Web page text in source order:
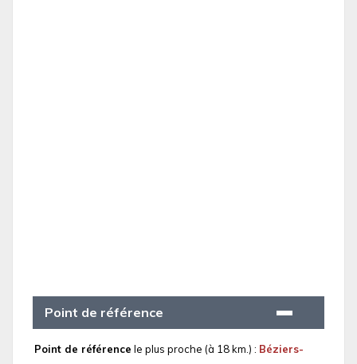
Point de référence
Point de référence le plus proche (à 18 km.) : Béziers-